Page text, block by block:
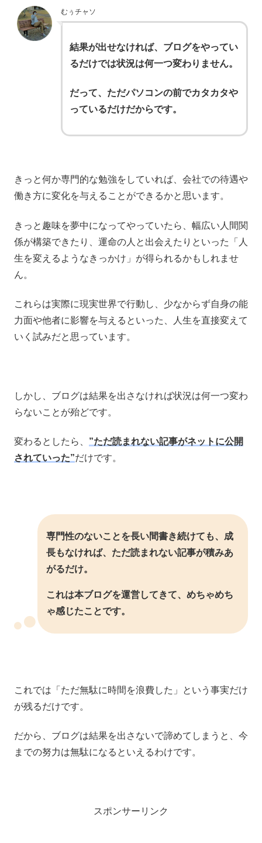
むぅチャソ
結果が出せなければ、ブログをやってい
るだけでは状況は何一つ変わりません。
だって、ただパソコンの前でカタカタや
っているだけだからです。
きっと何か専門的な勉強をしていれば、会社での待遇や
働き方に変化を与えることができるかと思います。
きっと趣味を夢中になってやっていたら、幅広い人間関
係が構築できたり、運命の人と出会えたりといった「人
生を変えるようなきっかけ」が得られるかもしれませ
ん。
これらは実際に現実世界で行動し、少なからず自身の能
力面や他者に影響を与えるといった、人生を直接変えて
いく試みだと思っています。
しかし、ブログは結果を出さなければ状況は何一つ変わ
らないことが殆どです。
変わるとしたら、 ”ただ読まれない記事がネットに公開
されていった”だけです。
専門性のないことを長い間書き続けても、成
長もなければ、ただ読まれない記事が積みあ
がるだけ。
これは本ブログを運営してきて、めちゃめち
ゃ感じたことです。
これでは「ただ無駄に時間を浪費した」という事実だけ
が残るだけです。
だから、ブログは結果を出さないで諦めてしまうと、今
までの努力は無駄になるといえるわけです。
スポンサーリンク